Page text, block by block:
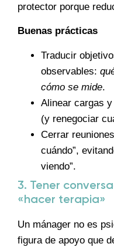
protector porque
Buenas prácticas
Traducir
observables:
cómo se mide.
Alinear cargas
(y renegociar
Cerrar
cuándo”,
viendo”.
3. Tener
«hacer terapia»
Un mánager no es
figura de apoyo que